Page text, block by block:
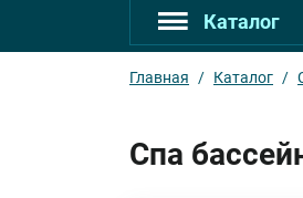
Каталог
Главная / Каталог /
Спа